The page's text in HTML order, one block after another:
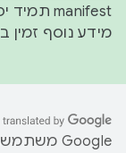
מידע נוסף זמין